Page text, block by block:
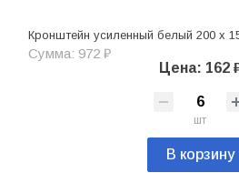
Кронштейн усиленный белый 200 х
Сумма: 972 ₽
Цена: 162
шт
В корзину